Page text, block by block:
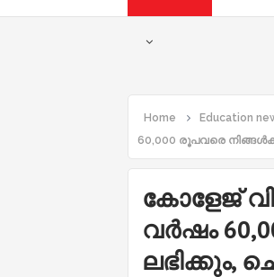
Home Education
60,000 രൂപവരെ
കോളേജ്
വര്‍ഷം
ലഭിക്കും,